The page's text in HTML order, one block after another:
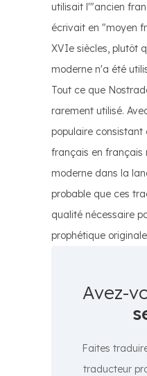
utilisait l'"ancien
écrivait en "moyen
XVIe siècles, plutôt
moderne n'a été
Tout ce que
rarement utilisé.
populaire
français en français
moderne dans la
probable que ces
qualité nécessaire
prophétique
Avez-
Faites
traducteur